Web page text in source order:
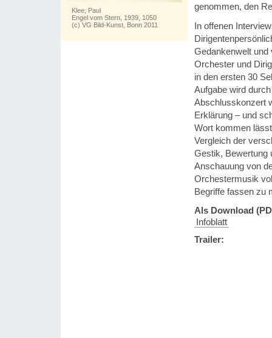
Klee, Paul
Engel vom Stern, 1939, 1050
(c) VG Bild-Kunst, Bonn 2011
genommen, den
In offenen
Gedankenwelt
Orchester und
in den ersten 30
Aufgabe wird
Abschlusskonzert
Erklärung – und
Wort kommen
Vergleich der
Gestik, Bewertung
Anschauung von
Orchestermusik
Begriffe fassen zu
Als Download
Infoblatt
Trailer: